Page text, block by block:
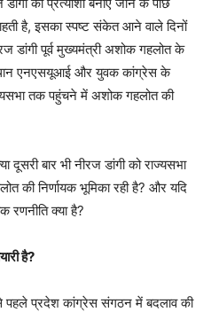
है, इसका स्पष्ट संकेत आने वाले दिनों
डांगी पूर्व मुख्यमंत्री अशोक गहलोत के
एनएसयूआई और युवक कांग्रेस के
तक पहुंचने में अशोक गहलोत की
दूसरी बार भी नीरज डांगी को राज्यसभा
की निर्णायक भूमिका रही है? और यदि
रणनीति क्या है?
है?
पहले प्रदेश कांग्रेस संगठन में बदलाव की